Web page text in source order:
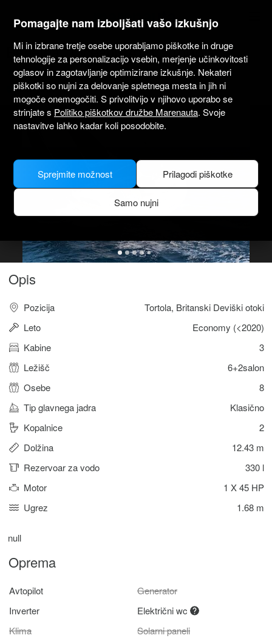
marenauta
Beneteau Oceanis 41.1 - Tortola
4.3(312 o najemodajalcu) Samo brez skiperja
Profesionalno
Preverjena barka
MODEL PICTURE FOR ILLUSTRATIVE PURPOSES ONLY
Opis
Pozicija
Tortola, Britanski Deviški otoki
Leto
Economy (<2020)
Kabine
3
Ležišč
6+2salon
Osebe
8
Tip glavnega jadra
Klasično
Kopalnice
2
Dolžina
12.43 m
Rezervoar za vodo
330 l
Motor
1 X 45 HP
Ugrez
1.68 m
null
Oprema
Avtopilot
Generator
Inverter
Električni wc
Klima
Solarni paneli
Pomagajte nam izboljšati vašo izkušnjo
Mi in izbrane tretje osebe uporabljamo piškotke in druge
tehnologije za personalizacijo vsebin, merjenje učinkovitosti
oglasov in zagotavljanje optimizirane izkušnje. Nekateri
piškotki so nujni za delovanje spletnega mesta in jih ni
mogoče onemogočiti. S privolitvijo v njihovo uporabo se
strinjate s Politiko piškotkov družbe Marenauta. Svoje
nastavitve lahko kadar koli posodobite.
Prilagodi piškotke
Samo nujni
Sprejmite možnost